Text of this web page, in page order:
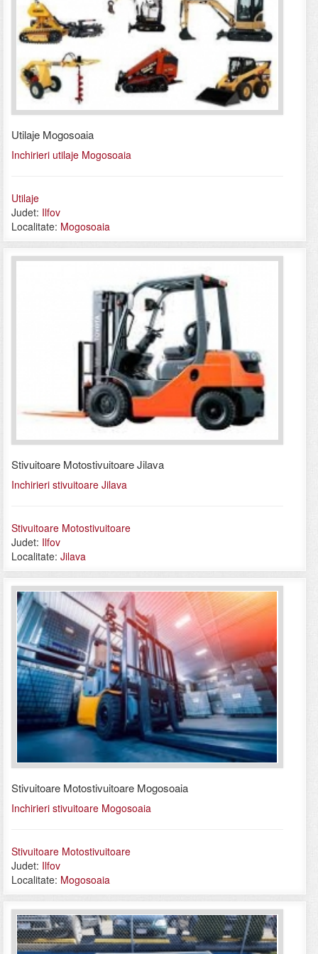
Utilaje Mogosoaia
Inchirieri utilaje Mogosoaia
Utilaje
Judet: Ilfov
Localitate: Mogosoaia
Stivuitoare Motostivuitoare Jilava
Inchirieri stivuitoare Jilava
Stivuitoare Motostivuitoare
Judet: Ilfov
Localitate: Jilava
Stivuitoare Motostivuitoare Mogosoaia
Inchirieri stivuitoare Mogosoaia
Stivuitoare Motostivuitoare
Judet: Ilfov
Localitate: Mogosoaia